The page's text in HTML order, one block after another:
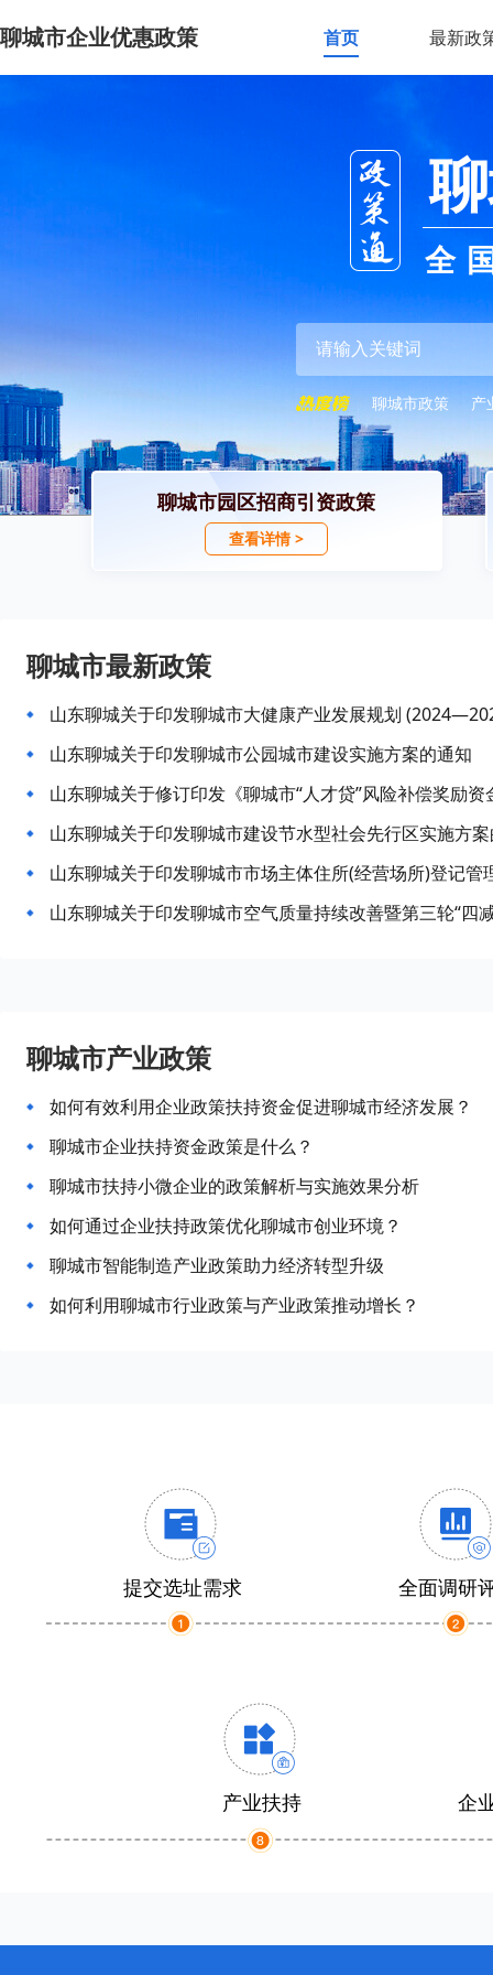
聊城市企业优惠政策 首页 最新政
全
聊城市政策 产
聊城市园区招商引资政策
查看详情 >
聊城市最新政策
山东聊城关于印发聊城市大健康产业发展规划
山东聊城关于印发聊城市公园城市建设实施方案的通知
山东聊城关于修订印发《聊城市“人才贷”风险补偿奖励
山东聊城关于印发聊城市建设节水型社会先行区实施方
山东聊城关于印发聊城市市场主体住所(经营场所)登记管
山东聊城关于印发聊城市空气质量持续改善暨第三轮“四
聊城市产业政策
如何有效利用企业政策扶持资金促进聊城市经济发展？
聊城市企业扶持资金政策是什么？
聊城市扶持小微企业的政策解析与实施效果分析
如何通过企业扶持政策优化聊城市创业环境？
聊城市智能制造产业政策助力经济转型升级
如何利用聊城市行业政策与产业政策推动增长？
提交选址需求 全面调研
产业扶持 企